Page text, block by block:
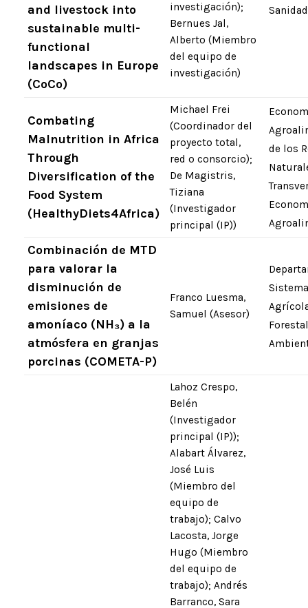
and livestock into
sustainable multi-
functional
landscapes in Europe
(CoCo)
investigación);
Bernues Jal,
Alberto (Miembro
del equipo de
investigación)
Combating
Malnutrition in Africa
Through
Diversification of the
Food System
(HealthyDiets4Africa)
Michael Frei
(Coordinador del
proyecto total,
red o consorcio);
De Magistris,
Tiziana
(Investigador
principal (IP))
de los
Combinación de MTD
para valorar la
disminución de
emisiones de
amoníaco (NH₃) a la
atmósfera en granjas
porcinas (COMETA-P)
Franco Luesma,
Samuel (Asesor)
Lahoz Crespo,
Belén
(Investigador
principal (IP));
Alabart Álvarez,
José Luis
(Miembro del
equipo de
trabajo); Calvo
Lacosta, Jorge
Hugo (Miembro
del equipo de
trabajo); Andrés
Barranco, Sara